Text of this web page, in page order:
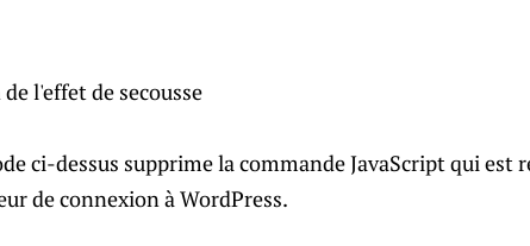
ci-dessus supprime la commande JavaScript qui est
de connexion à WordPress.